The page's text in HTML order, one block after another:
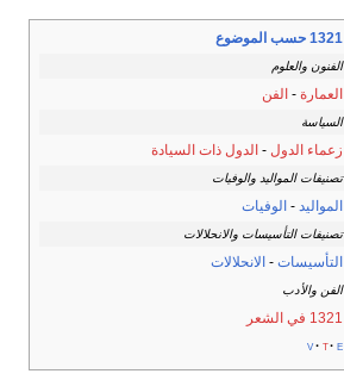
1321 حسب الموضوع
الفنون والعلوم
العمارة - الفن
السياسة
زعماء الدول - الدول ذات السيادة
تصنيفات المواليد والوفيات
المواليد - الوفيات
تصنيفات التأسيسات والانحلالات
التأسيسات - الانحلالات
الفن والأدب
1321 في الشعر
v t e